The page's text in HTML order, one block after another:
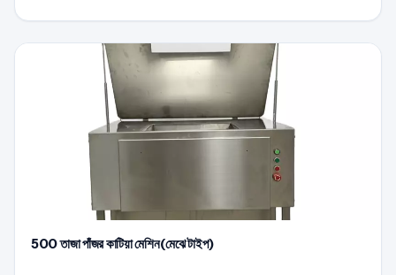
500 তাজা পাঁজর কাটিয়া মেশিন(মেঝে টাইপ)